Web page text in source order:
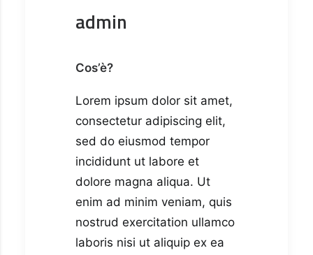
admin
Cos’è?
Lorem ipsum dolor sit amet,
consectetur adipiscing elit,
sed do eiusmod tempor
incididunt ut labore et
dolore magna aliqua. Ut
enim ad minim veniam, quis
nostrud exercitation ullamco
laboris nisi ut aliquip ex ea